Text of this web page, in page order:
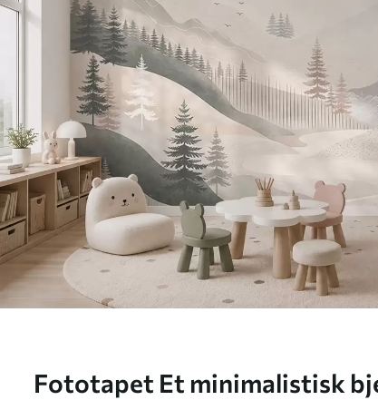
Fototapet Et minimalistisk